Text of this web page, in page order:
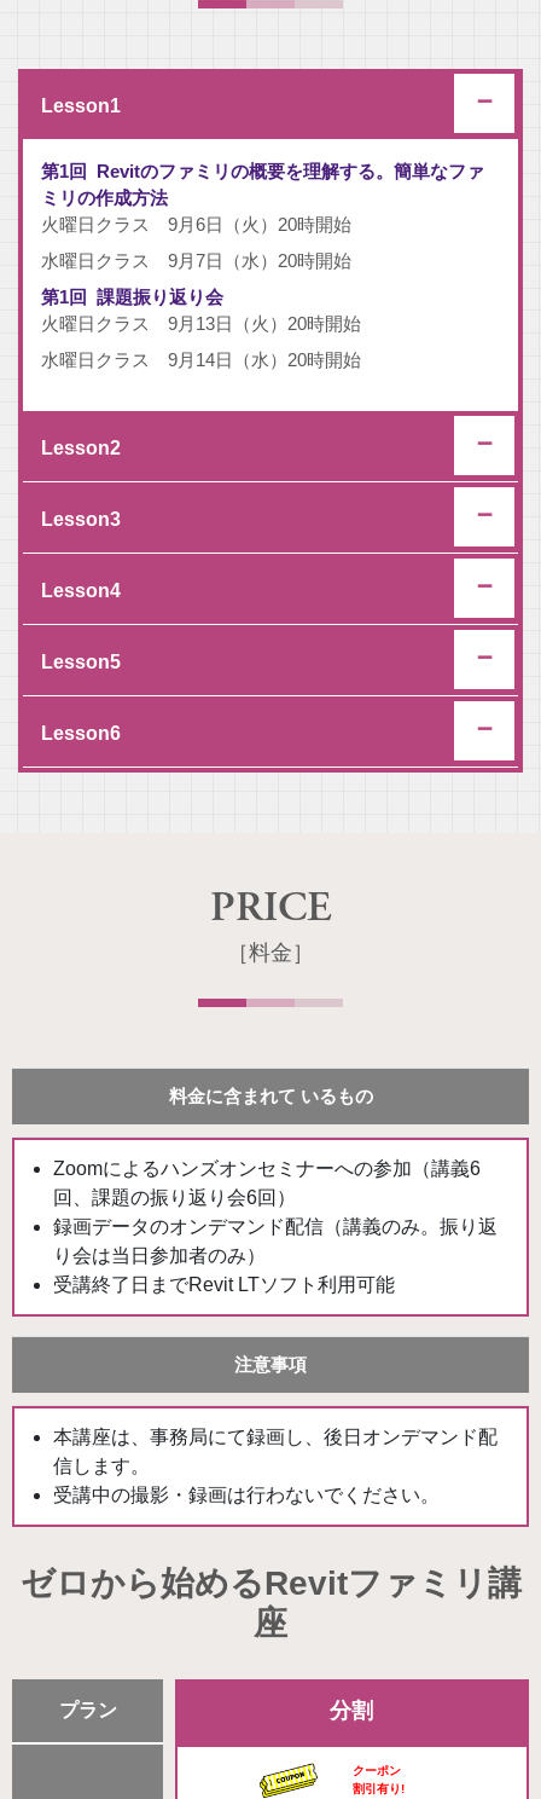
Lesson1
第1回
Revitのファミリの概要を理解する。簡単なファ
ミリの作成方法
火曜日クラス 9月6日（火）20時開始
水曜日クラス 9月7日（水）20時開始
第1回 課題振り返り会
火曜日クラス 9月13日（火）20時開始
水曜日クラス 9月14日（水）20時開始
Lesson2
Lesson3
Lesson4
Lesson5
Lesson6
PRICE
［料金］
料金に含まれて いるもの
Zoomによるハンズオンセミナーへの参加（講義6
回、課題の振り返り会6回）
録画データのオンデマンド配信（講義のみ。振り返
り会は当日参加者のみ）
受講終了日までRevit LTソフト利用可能
注意事項
本講座は、事務局にて録画し、後日オンデマンド配
信します。
受講中の撮影・録画は行わないでください。
ゼロから始めるRevitファミリ講
座
プラン 分割
クーポン
割引有り!